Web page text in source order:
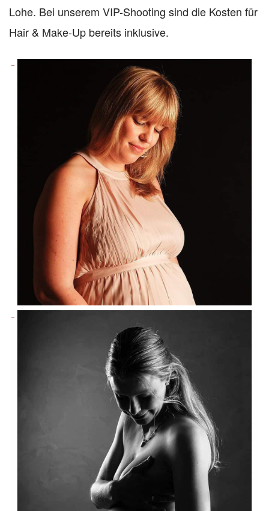
Lohe. Bei unserem VIP-Shooting sind die Kosten für
Hair & Make-Up bereits inklusive.